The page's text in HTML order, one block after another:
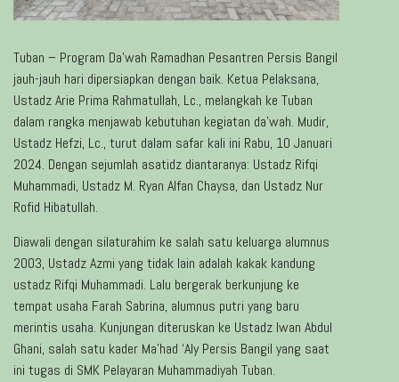
Tuban – Program Da’wah Ramadhan Pesantren Persis Bangil
jauh-jauh hari dipersiapkan dengan baik. Ketua Pelaksana,
Ustadz Arie Prima Rahmatullah, Lc., melangkah ke Tuban
dalam rangka menjawab kebutuhan kegiatan da’wah. Mudir,
Ustadz Hefzi, Lc., turut dalam safar kali ini Rabu, 10 Januari
2024. Dengan sejumlah asatidz diantaranya: Ustadz Rifqi
Muhammadi, Ustadz M. Ryan Alfan Chaysa, dan Ustadz Nur
Rofid Hibatullah.
Diawali dengan silaturahim ke salah satu keluarga alumnus
2003, Ustadz Azmi yang tidak lain adalah kakak kandung
ustadz Rifqi Muhammadi. Lalu bergerak berkunjung ke
tempat usaha Farah Sabrina, alumnus putri yang baru
merintis usaha. Kunjungan diteruskan ke Ustadz Iwan Abdul
Ghani, salah satu kader Ma’had ‘Aly Persis Bangil yang saat
ini tugas di SMK Pelayaran Muhammadiyah Tuban.